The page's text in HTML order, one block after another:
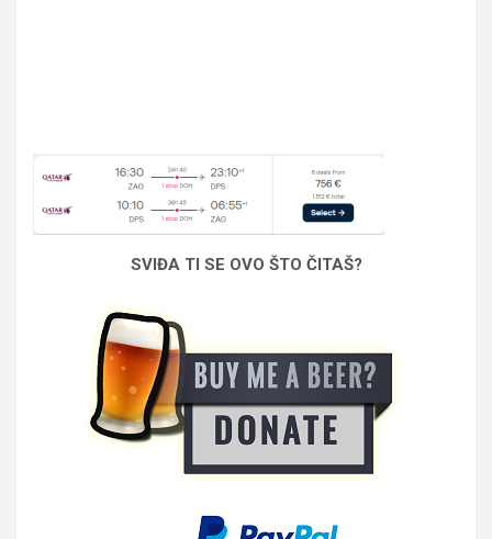
SVIĐA TI SE OVO ŠTO ČITAŠ?